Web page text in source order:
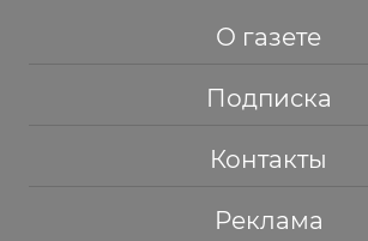
О газете
Подписка
Контакты
Реклама